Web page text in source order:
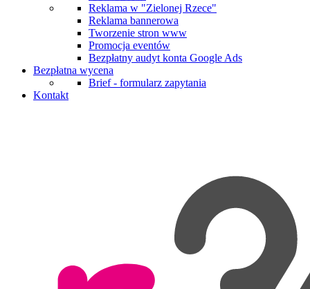
Reklama w "Zielonej Rzece"
Reklama bannerowa
Tworzenie stron www
Promocja eventów
Bezpłatny audyt konta Google Ads
Bezpłatna wycena
Brief - formularz zapytania
Kontakt